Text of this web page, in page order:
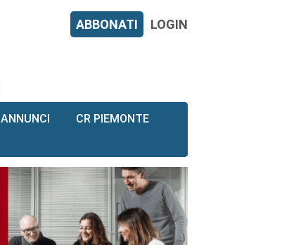
ABBONATI LOGIN
ANNUNCI CR PIEMONTE